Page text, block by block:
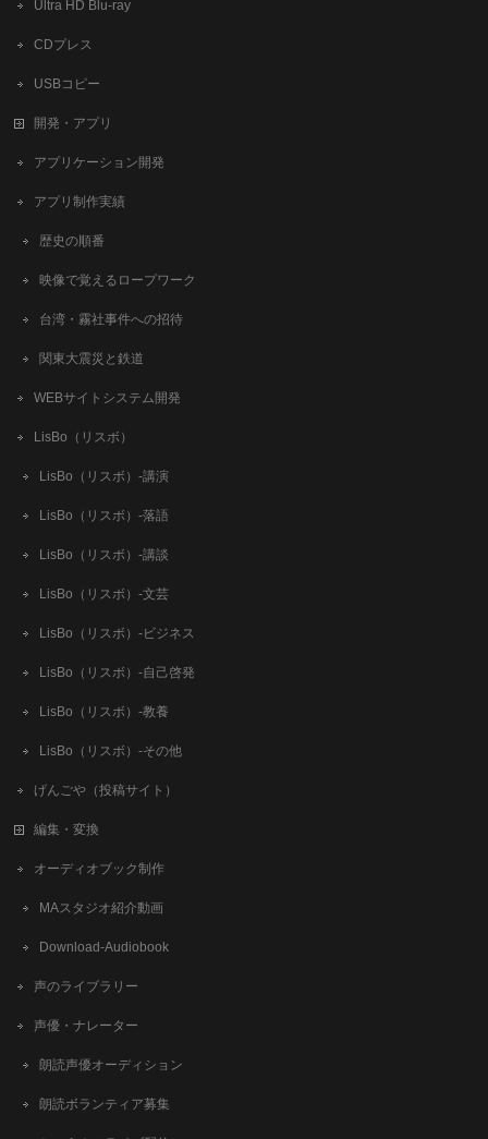
Ultra HD Blu-ray
CDプレス
USBコピー
開発・アプリ
アプリケーション開発
アプリ制作実績
歴史の順番
映像で覚えるロープワーク
台湾・霧社事件への招待
関東大震災と鉄道
WEBサイトシステム開発
LisBo（リスボ）
LisBo（リスボ）-講演
LisBo（リスボ）-落語
LisBo（リスボ）-講談
LisBo（リスボ）-文芸
LisBo（リスボ）-ビジネス
LisBo（リスボ）-自己啓発
LisBo（リスボ）-教養
LisBo（リスボ）-その他
げんごや（投稿サイト）
編集・変換
オーディオブック制作
MAスタジオ紹介動画
Download-Audiobook
声のライブラリー
声優・ナレーター
朗読声優オーディション
朗読ボランティア募集